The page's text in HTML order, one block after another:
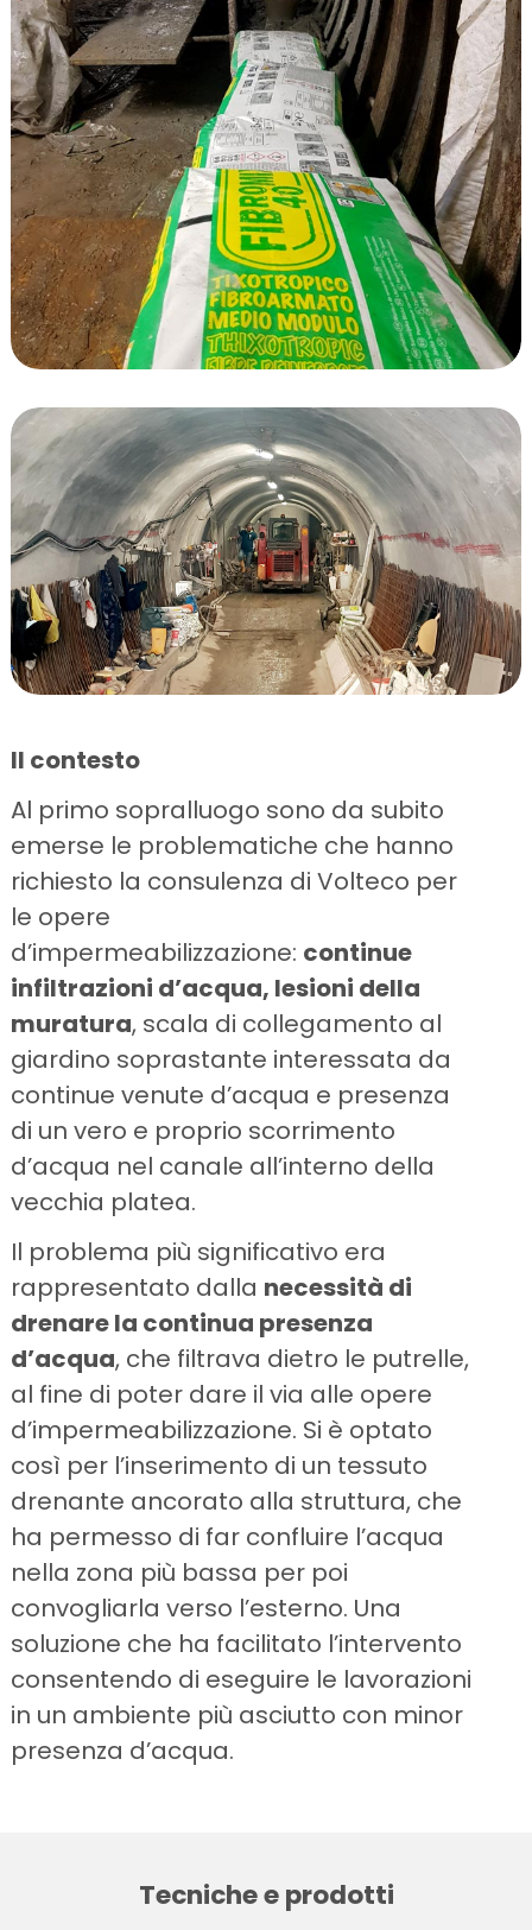
Il contesto
Al primo sopralluogo sono da subito
emerse le problematiche che hanno
richiesto la consulenza di Volteco per
le opere
d’impermeabilizzazione: continue
infiltrazioni d’acqua, lesioni della
muratura, scala di collegamento al
giardino soprastante interessata da
continue venute d’acqua e presenza
di un vero e proprio scorrimento
d’acqua nel canale all’interno della
vecchia platea.
Il problema più significativo era
rappresentato dalla necessità di
drenare la continua presenza
d’acqua, che filtrava dietro le putrelle,
al fine di poter dare il via alle opere
d’impermeabilizzazione. Si è optato
così per l’inserimento di un tessuto
drenante ancorato alla struttura, che
ha permesso di far confluire l’acqua
nella zona più bassa per poi
convogliarla verso l’esterno. Una
soluzione che ha facilitato l’intervento
consentendo di eseguire le lavorazioni
in un ambiente più asciutto con minor
presenza d’acqua.
Tecniche e prodotti